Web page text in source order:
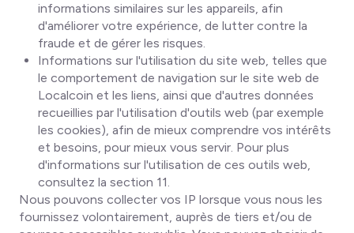
informations similaires sur les appareils, afin
d'améliorer votre expérience, de lutter contre la
fraude et de gérer les risques.
Informations sur l'utilisation du site web, telles que
le comportement de navigation sur le site web de
Localcoin et les liens, ainsi que d'autres données
recueillies par l'utilisation d'outils web (par exemple
les cookies), afin de mieux comprendre vos intérêts
et besoins, pour mieux vous servir. Pour plus
d'informations sur l'utilisation de ces outils web,
consultez la section 11.
Nous pouvons collecter vos IP lorsque vous nous les
fournissez volontairement, auprès de tiers et/ou de